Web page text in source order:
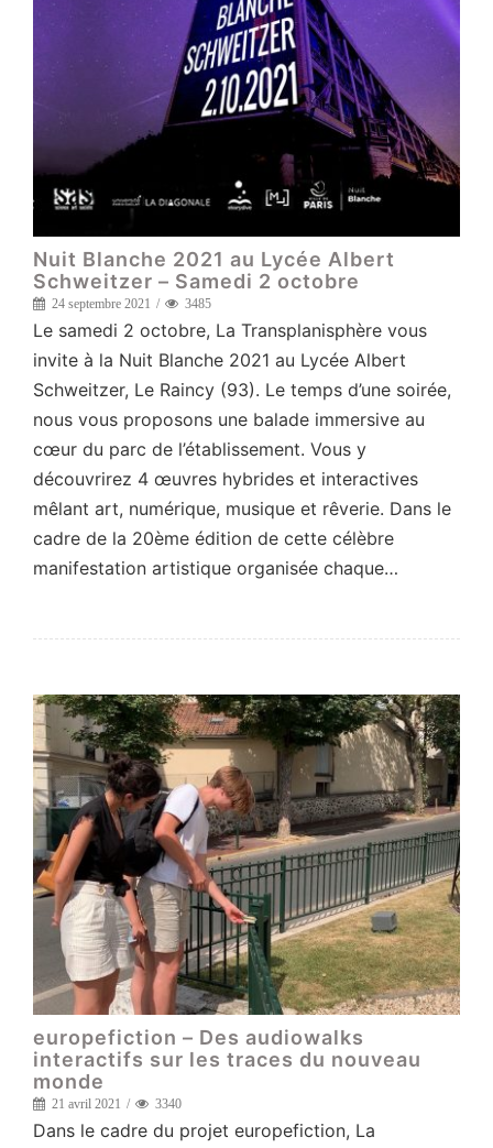
Nuit Blanche 2021 au Lycée Albert
Schweitzer – Samedi 2 octobre
24 septembre 2021 3485
Le samedi 2 octobre, La Transplanisphère vous
invite à la Nuit Blanche 2021 au Lycée Albert
Schweitzer, Le Raincy (93). Le temps d’une soirée,
nous vous proposons une balade immersive au
cœur du parc de l’établissement. Vous y
découvrirez 4 œuvres hybrides et interactives
mêlant art, numérique, musique et rêverie. Dans le
cadre de la 20ème édition de cette célèbre
manifestation artistique organisée chaque…
europefiction – Des audiowalks
interactifs sur les traces du nouveau
monde
21 avril 2021 3340
Dans le cadre du projet europefiction, La